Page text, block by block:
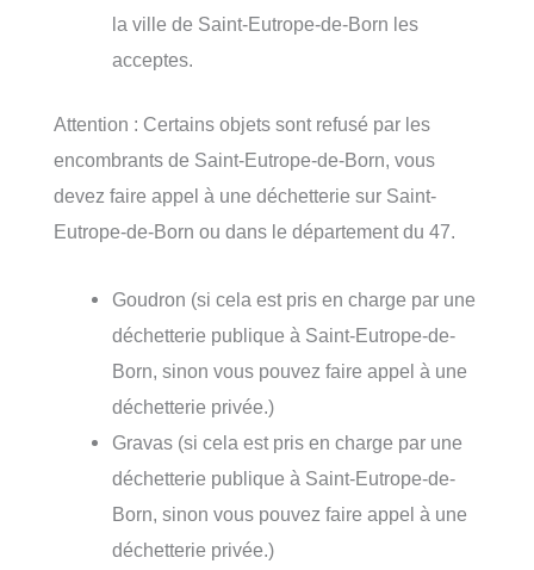
la ville de Saint-Eutrope-de-Born les
acceptes.
Attention : Certains objets sont refusé par les
encombrants de Saint-Eutrope-de-Born, vous
devez faire appel à une déchetterie sur Saint-
Eutrope-de-Born ou dans le département du 47.
Goudron (si cela est pris en charge par une
déchetterie publique à Saint-Eutrope-de-
Born, sinon vous pouvez faire appel à une
déchetterie privée.)
Gravas (si cela est pris en charge par une
déchetterie publique à Saint-Eutrope-de-
Born, sinon vous pouvez faire appel à une
déchetterie privée.)